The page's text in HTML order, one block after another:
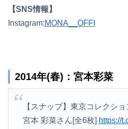
【SNS情報】
Instagram:MONA__OFFI
2014年(春)：宮本彩菜
【スナップ】東京コレクシ
宮本 彩菜さん[全6枚] https://